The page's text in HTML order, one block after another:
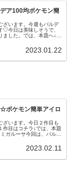
ア100均ポケモン簡
ざいます。今週もパルデ
♡今日は美味しそうで、
した。では、本題へ↓今
2023.01.22
ポケモン簡単アイロ
ざいます。今日２作目も
作目はコチラ↓では、本題
ガルーサ今回は、パルデ
2023.02.11